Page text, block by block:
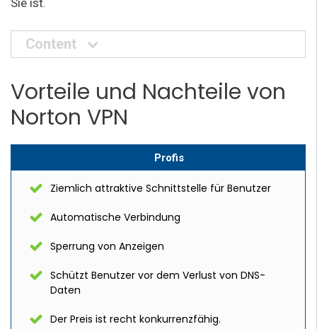
Sie ist.
Content
Vorteile und Nachteile von
Norton VPN
Profis
Ziemlich attraktive Schnittstelle für Benutzer
Automatische Verbindung
Sperrung von Anzeigen
Schützt Benutzer vor dem Verlust von DNS-
Daten
Der Preis ist recht konkurrenzfähig.